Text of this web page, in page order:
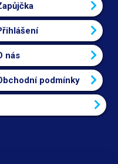
nás
podmínky